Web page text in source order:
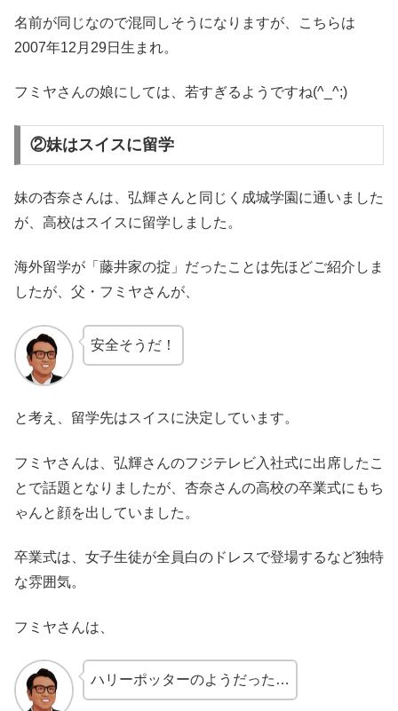
名前が同じなので混同しそうになりますが、こちらは
2007年12月29日生まれ。
フミヤさんの娘にしては、若すぎるようですね(^_^;)
②妹はスイスに留学
妹の杏奈さんは、弘輝さんと同じく成城学園に通いました
が、高校はスイスに留学しました。
海外留学が「藤井家の掟」だったことは先ほどご紹介しま
したが、父・フミヤさんが、
安全そうだ！
と考え、留学先はスイスに決定しています。
フミヤさんは、弘輝さんのフジテレビ入社式に出席したこ
とで話題となりましたが、杏奈さんの高校の卒業式にもち
ゃんと顔を出していました。
卒業式は、女子生徒が全員白のドレスで登場するなど独特
な雰囲気。
フミヤさんは、
ハリーポッターのようだった…